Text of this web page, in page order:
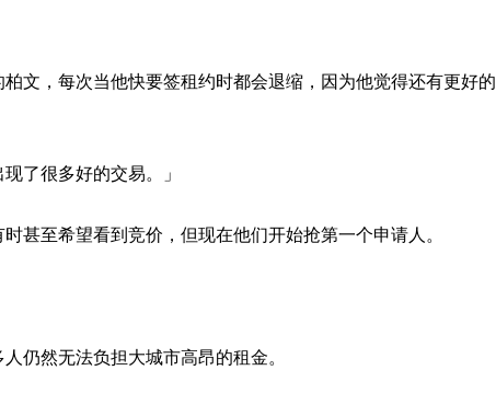
文，每次当他快要签租约时都会退缩，因为他觉得还有更好的
了很多好的交易。」
甚至希望看到竞价，但现在他们开始抢第一个申请人。
仍然无法负担大城市高昂的租金。